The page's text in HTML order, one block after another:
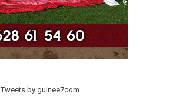
Tweets by guinee7com